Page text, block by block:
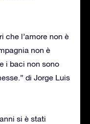
che l’amore non è
non è
i baci non sono
di Jorge Luis
si è stati